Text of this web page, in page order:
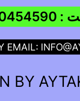
EMAIL:
BY